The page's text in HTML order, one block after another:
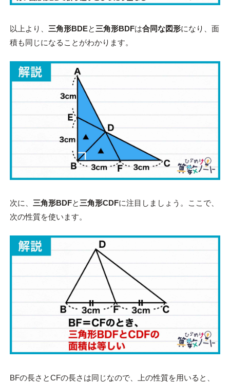
以上より、 三角形BDEと 三角形BDFは合同な図形になり、面
積も同じになることがわかります。
次に、 三角形BDFと三角形CDFに注目しましょう。ここで、
次の性質を使います。
BFの長さとCFの長さは同じなので、上の性質を用いると、